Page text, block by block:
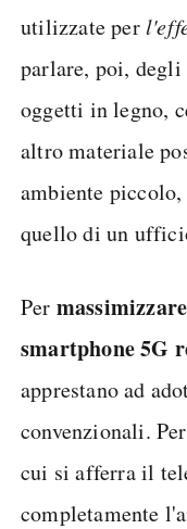
utilizzate per
parlare, poi,
oggetti in legno,
altro materiale
ambiente
quello di un
Per
smartphone 5G
apprestano ad
convenzionali.
cui si afferra il
completamente